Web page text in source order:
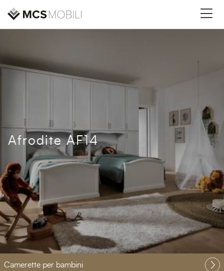
Afrodite AF14
Camerette per bambini